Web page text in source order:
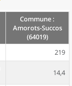
Commune :
Amorots-Succos
(64019)
219
14,4